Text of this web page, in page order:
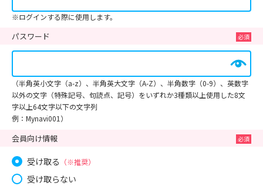
※ログインする際に使用します。
パスワード
（半角英小文字（a-z）、半角英大文字（A-Z）、半角数字（0-9）、英数字
以外の文字（特殊記号、句読点、記号）をいずれか3種類以上使用した8文
字以上64文字以下の文字列
例：Mynavi001）
会員向け情報
受け取る （※推奨）
受け取らない